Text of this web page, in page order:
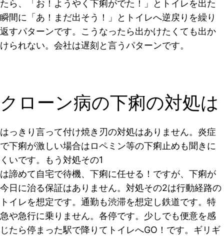
たら、「お！ようやく下痢がでた！」とトイレを出た
瞬間に「あ！まだ出そう！」とトイレへ逆戻りを繰り
返すパターンです。こうなったら出かけたくても出か
けられない。会社は遅刻と言うパターンです。
クローン病の下痢の対処は
はっきり言って付け焼き刃の対処はありません。炎症
で下痢が激しい場合はロペミン等の下痢止めも聞きに
くいです。もう対処その1
は諦めて自宅で待機、下痢に任せる！ですが、下痢が
今日に治る保証はありません。対処その2は行動経路の
トイレを想定です。通勤も渋滞を想定し鉄道です。特
急や急行に乗りません。各停です。少しでも便意を感
じたら停まった駅で降りてトイレへGO！です。ギリギ